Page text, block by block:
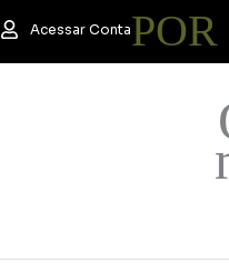
Acessar ContaPOR